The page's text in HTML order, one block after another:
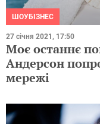
ШОУБІЗНЕС
27 січня 2021, 17:50
Моє останнє
Андерсон
мережі